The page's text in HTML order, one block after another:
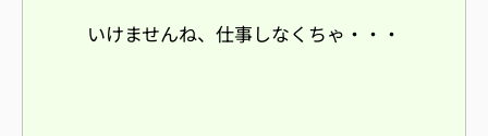
いけませんね、仕事しなくちゃ・・・